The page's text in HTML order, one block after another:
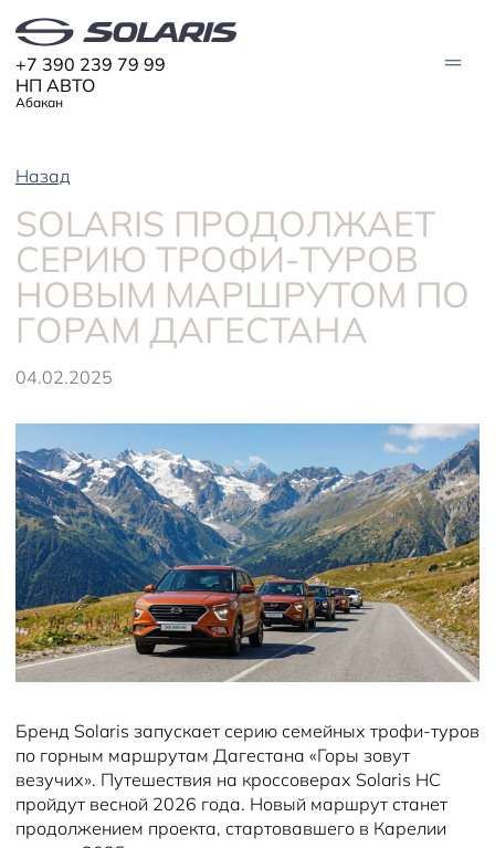
НП АВТО
Абакан
+7 390 239 79 99
МОДЕЛИ
Solaris HC
Solaris KRX
Solaris KRS
Solaris HS
ЦИФРОВОЙ АВТОМОБИЛЬ
ПОКУПАТЕЛЯМ
Оригинальные аксессуары
Solaris Страхование
Solaris Забота
Плати частями
Гарантия
Руководства
Помощь на дорогах
Контакты
Информация о дилере
Новости
Назад
SOLARIS ПРОДОЛЖАЕТ
СЕРИЮ ТРОФИ-ТУРОВ
НОВЫМ МАРШРУТОМ ПО
ГОРАМ ДАГЕСТАНА
04.02.2025
Бренд Solaris запускает серию семейных трофи-туров
по горным маршрутам Дагестана «Горы зовут
везучих». Путешествия на кроссоверах Solaris HC
пройдут весной 2026 года. Новый маршрут станет
продолжением проекта, стартовавшего в Карелии